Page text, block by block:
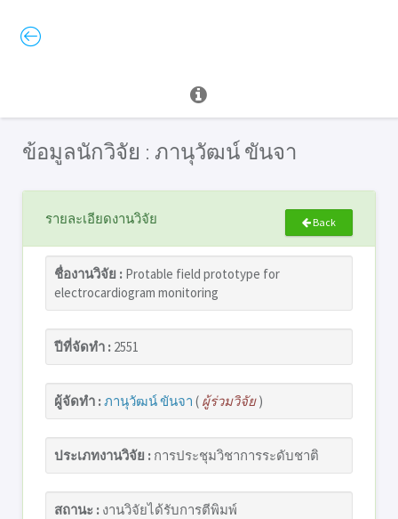
ข้อมูลนักวิจัย : ภานุวัฒน์ ขันจา
รายละเอียดงานวิจัย Back
ชื่องานวิจัย : Protable field prototype for
electrocardiogram monitoring
ปีที่จัดทำ : 2551
ผู้จัดทำ :ภานุวัฒน์ ขันจา ( ผู้ร่วมวิจัย)
ประเภทงานวิจัย : การประชุมวิชาการระดับชาติ
สถานะ : งานวิจัยได้รับการตีพิมพ์